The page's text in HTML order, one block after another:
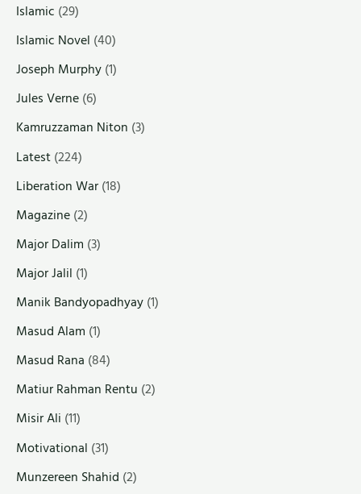
Islamic (29)
Islamic Novel (40)
Joseph Murphy(1)
Jules Verne(6)
Kamruzzaman Niton (3)
Latest(224)
Liberation War(18)
Magazine(2)
Major Dalim (3)
Major Jalil (1)
Manik Bandyopadhyay(1)
Masud Alam (1)
Masud Rana (84)
Matiur Rahman Rentu (2)
Misir Ali (11)
Motivational (31)
Munzereen Shahid (2)